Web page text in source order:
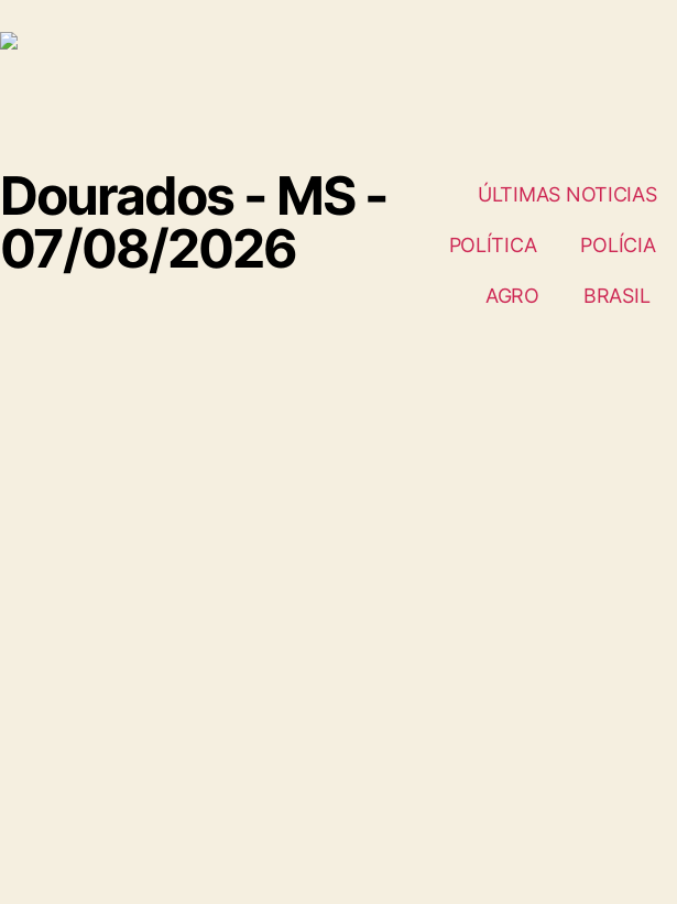
Dourados - MS -
07/08/2026
ÚLTIMAS NOTICIAS
POLÍTICA POLÍCIA
AGRO BRASIL